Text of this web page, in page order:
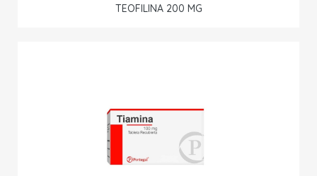
TEOFILINA 200 MG